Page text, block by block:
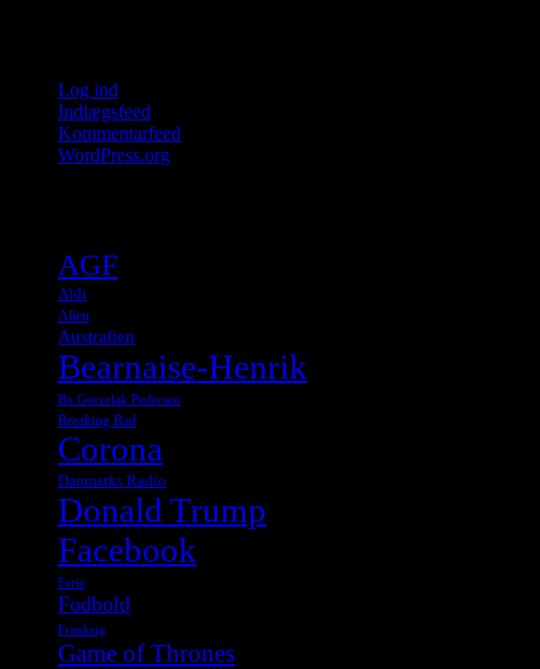
Log ind
Indlægsfeed
Kommentarfeed
WordPress.org
AGF
Aldi
Alien
Australien
Bearnaise-Henrik
Bo Gorzelak Pedersen
Breaking Bad
Corona
Danmarks Radio
Donald Trump
Facebook
Ferie
Fodbold
Frankrig
Game of Thrones